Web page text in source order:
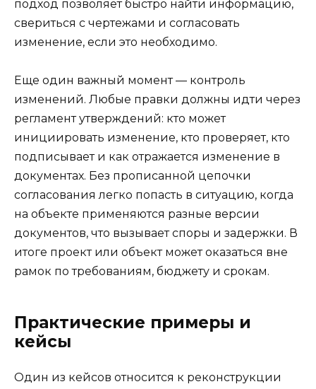
подход позволяет быстро найти информацию,
свериться с чертежами и согласовать
изменение, если это необходимо.
Еще один важный момент — контроль
изменений. Любые правки должны идти через
регламент утверждений: кто может
инициировать изменение, кто проверяет, кто
подписывает и как отражается изменение в
документах. Без прописанной цепочки
согласования легко попасть в ситуацию, когда
на объекте применяются разные версии
документов, что вызывает споры и задержки. В
итоге проект или объект может оказаться вне
рамок по требованиям, бюджету и срокам.
Практические примеры и
кейсы
Один из кейсов относится к реконструкции